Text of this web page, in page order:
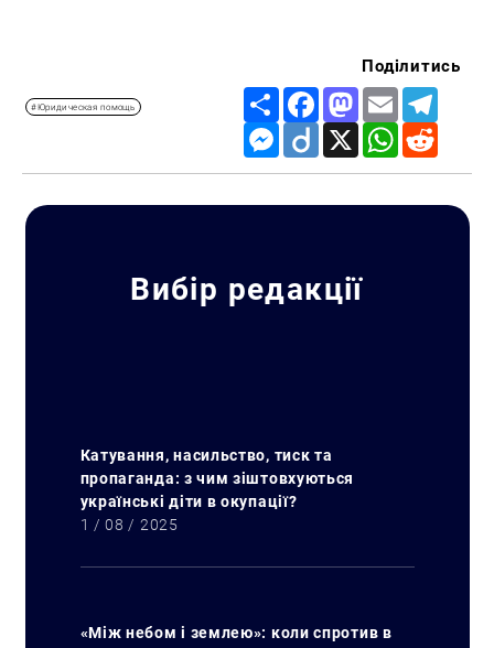
#Юридическая помощь
Поділитись
Share FacebookMastodon
Email
Messenger
Diigo X WhatsApp
Вибір редакції
Катування, насильство, тиск та
пропаганда: з чим зіштовхуються
українські діти в окупації?
1 / 08 / 2025
«Між небом і землею»: коли спротив в